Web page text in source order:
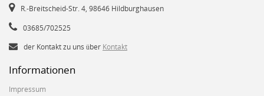
R.-Breitscheid-Str. 4, 98646 Hildburghausen
03685/702525
der Kontakt zu uns über Kontakt
Informationen
Impressum